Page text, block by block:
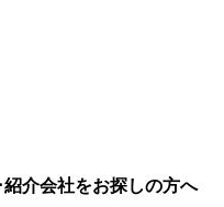
介会社をお探しの方へ